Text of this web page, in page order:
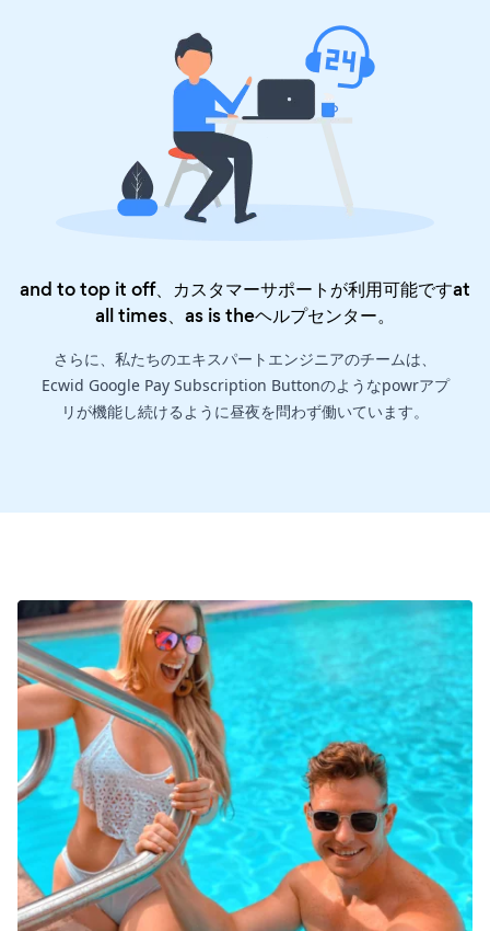
and to top it off、カスタマーサポートが利用可能ですat
all times、as is theヘルプセンター。
さらに、私たちのエキスパートエンジニアのチームは、
Ecwid Google Pay Subscription Buttonのようなpowrアプ
リが機能し続けるように昼夜を問わず働いています。